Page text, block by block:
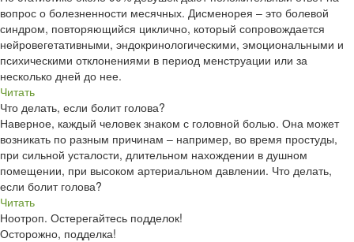
вопрос о болезненности месячных. Дисменорея – это болевой
синдром, повторяющийся циклично, который сопровождается
нейровегетативными, эндокринологическими, эмоциональными и
психическими отклонениями в период менструации или за
несколько дней до нее.
Читать
Что делать, если болит голова?
Наверное, каждый человек знаком с головной болью. Она может
возникать по разным причинам – например, во время простуды,
при сильной усталости, длительном нахождении в душном
помещении, при высоком артериальном давлении. Что делать,
если болит голова?
Читать
Ноотроп. Остерегайтесь подделок!
Осторожно, подделка!